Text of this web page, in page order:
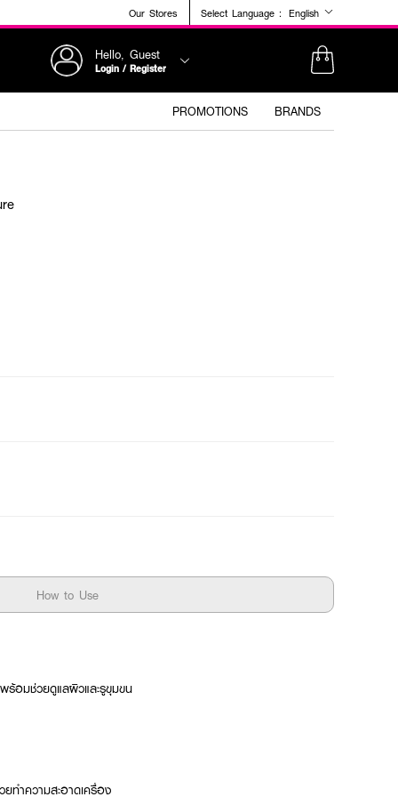
Our Stores Select Language : English
Hello, Guest
Login / Register
PROMOTIONS BRANDS
How to Use
ร้อมช่วยดูแลผิวและรูขุมขน
ำความสะอาดเครื่อง